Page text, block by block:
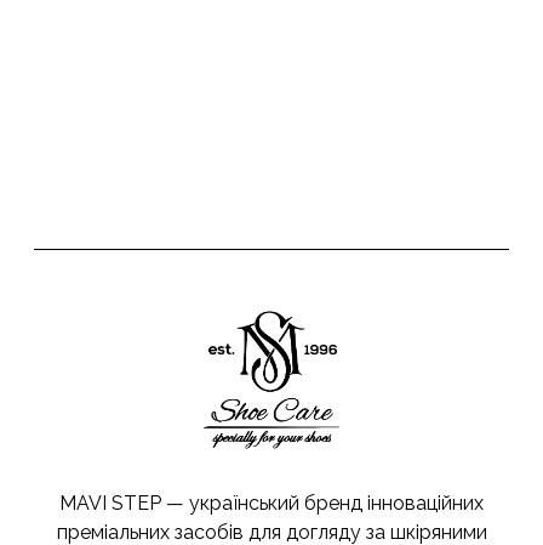
MAVI STEP — український бренд інноваційних
преміальних засобів для догляду за шкіряними